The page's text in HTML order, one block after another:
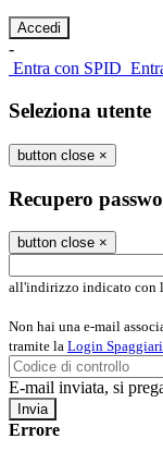
-
Entra con SPID
Seleziona utente
button close ×
Recupero
button close ×
all'indirizzo indicato con
Non hai una e-mail
tramite la Login Spaggiari
E-mail inviata, si
Errore